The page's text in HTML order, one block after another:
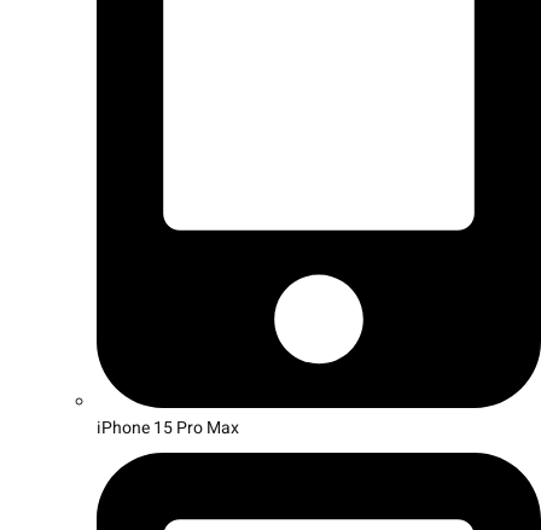
iPhone 15 Pro Max